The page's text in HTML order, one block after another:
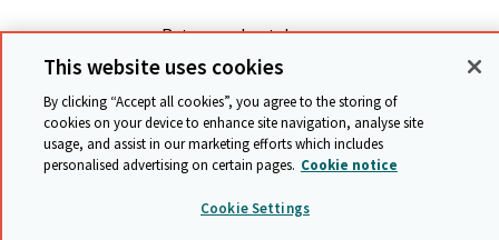
Retour en haut de page
This website uses cookies
By clicking “Accept all cookies”, you agree to the storing of
cookies on your device to enhance site navigation, analyse site
usage, and assist in our marketing efforts which includes
personalised advertising on certain pages. Cookie notice
Cookie Settings